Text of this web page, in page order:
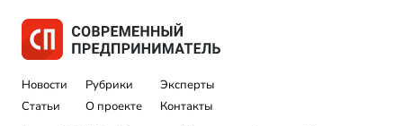
Новости
Статьи
Рубрики
О проекте
Эксперты
Контакты